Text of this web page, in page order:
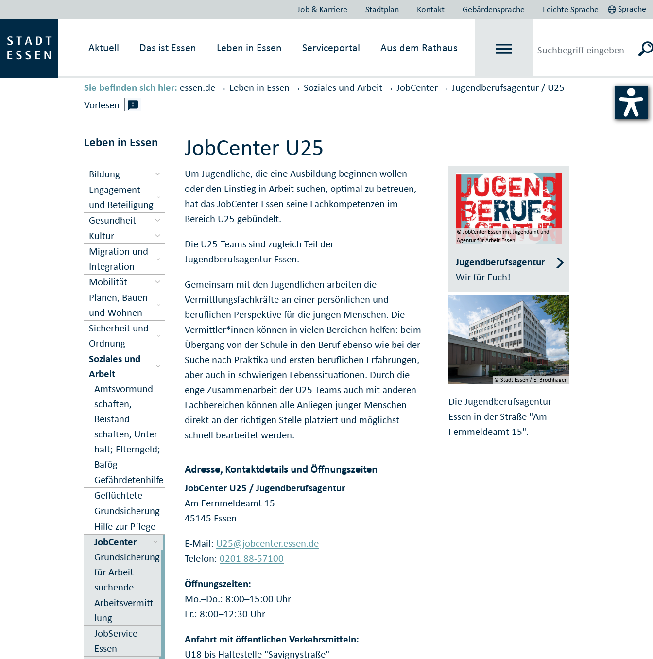
Job & Karriere Stadtplan Kontakt Gebärdensprache Leichte Sprache Sprache
Aktuell Das ist Essen Leben in Essen Serviceportal Aus dem Rathaus
Sie befinden sich hier: essen.de → Leben in Essen → Soziales und Arbeit → JobCenter → Jugendberufs­agentur / U25
Vorlesen
Leben in Essen
Bildung
Engagement
und Beteiligung
Gesundheit
Kultur
Migration und
Inte­gration
Mobilität
Planen, Bauen
und Wohnen
Sicher­heit und
Ord­nung
Soziales und
Arbeit
Amts­vormund­
schaften,
Beistand­
schaften, Unter­
halt; Eltern­geld;
Bafög
Gefährdeten­hilfe
Geflüchtete
Grund­sicherung
Hilfe zur Pflege
JobCenter
Grund­sicherung
für Arbeit­
suchende
Arbeitsver­mitt­
lung
JobService
Essen
JobCenter U25
Um Jugendliche, die eine Ausbildung beginnen wollen
oder den Einstieg in Arbeit suchen, optimal zu betreuen,
hat das JobCenter Essen seine Fachkompetenzen im
Bereich U25 gebündelt.
Die U25-Teams sind zugleich Teil der
Jugendberufsagentur Essen.
Gemeinsam mit den Jugendlichen arbeiten die
Vermittlungsfachkräfte an einer persönlichen und
beruflichen Perspektive für die jungen Menschen. Die
Vermittler*innen können in vielen Bereichen helfen: beim
Übergang von der Schule in den Beruf ebenso wie bei der
Suche nach Praktika und ersten beruflichen Erfahrungen,
aber auch in schwierigen Lebenssituationen. Durch die
enge Zusammenarbeit der U25-Teams auch mit anderen
Fachbereichen können alle Anliegen junger Menschen
direkt an der richtigen Stelle platziert und möglichst
schnell bearbeitet werden.
Adresse, Kontaktdetails und Öffnungszeiten
JobCenter U25 / Jugendberufsagentur
Am Fernmeldeamt 15
45145 Essen
E-Mail: U25@jobcenter.essen.de
Telefon:0201 88-57100
Öffnungszeiten:
Mo.–Do.: 8:00–15:00 Uhr
Fr.: 8:00–12:30 Uhr
Anfahrt mit öffentlichen Verkehrsmitteln:
U18 bis Haltestelle "Savignystraße"
© JobCenter Essen mit Jugendamt und
Agentur für Arbeit Essen
Jugendberufsagentur
Wir für Euch!
© Stadt Essen / E. Brochhagen
Die Jugendberufsagentur
Essen in der Straße "Am
Fernmeldeamt 15".